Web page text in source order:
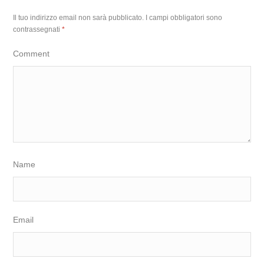
Il tuo indirizzo email non sarà pubblicato.
I campi obbligatori sono
contrassegnati*
Comment
Name
Email